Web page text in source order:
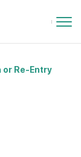
or Re-Entry